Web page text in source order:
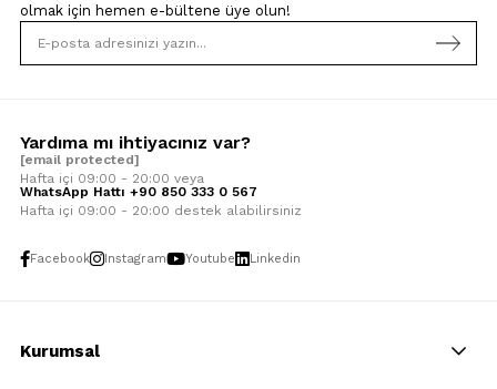
olmak için hemen e-bültene üye olun!
Yardıma mı ihtiyacınız var?
[email protected]
Hafta içi 09:00 - 20:00 veya
WhatsApp Hattı +90 850 333 0 567
Hafta içi 09:00 - 20:00 destek alabilirsiniz
Facebook Instagram Youtube Linkedin
Kurumsal